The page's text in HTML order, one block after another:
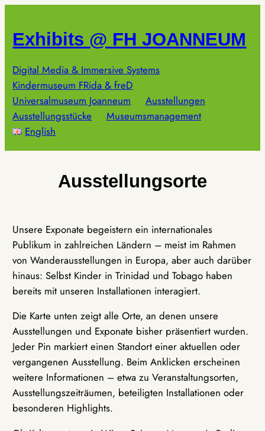
springen
Exhibits @ FH JOANNEUM
Digital Media & Immersive Systems
Kindermuseum FRida & freD
Universalmuseum Joanneum
Ausstellungen
Ausstellungsstücke
Museumsmanagement
English
Ausstellungsorte
Unsere Exponate begeistern ein internationales
Publikum in zahlreichen Ländern – meist im Rahmen
von Wanderausstellungen in Europa, aber auch darüber
hinaus: Selbst Kinder in Trinidad und Tobago haben
bereits mit unseren Installationen interagiert.
Die Karte unten zeigt alle Orte, an denen unsere
Ausstellungen und Exponate bisher präsentiert wurden.
Jeder Pin markiert einen Standort einer aktuellen oder
vergangenen Ausstellung. Beim Anklicken erscheinen
weitere Informationen – etwa zu Veranstaltungsorten,
Ausstellungszeiträumen, beteiligten Installationen oder
besonderen Highlights.